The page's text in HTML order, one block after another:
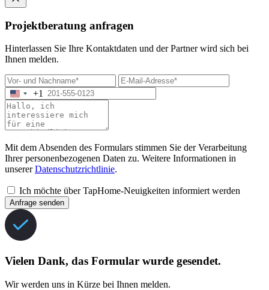
Projektberatung anfragen
Hinterlassen Sie Ihre Kontaktdaten und der Partner wird sich bei
Ihnen melden.
+1
Mit dem Absenden des Formulars stimmen Sie der Verarbeitung
Ihrer personenbezogenen Daten zu. Weitere Informationen in
unsererDatenschutzrichtlinie.
Ich möchte über TapHome-Neuigkeiten informiert werden
Anfrage senden
Vielen Dank, das Formular wurde gesendet.
Wir werden uns in Kürze bei Ihnen melden.